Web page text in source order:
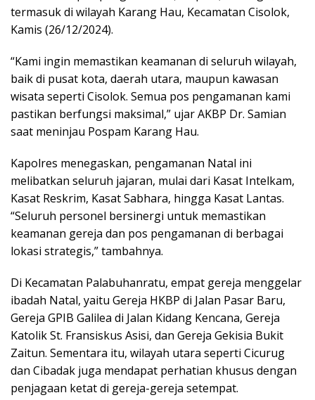
termasuk di wilayah Karang Hau, Kecamatan Cisolok,
Kamis (26/12/2024).
“Kami ingin memastikan keamanan di seluruh wilayah,
baik di pusat kota, daerah utara, maupun kawasan
wisata seperti Cisolok. Semua pos pengamanan kami
pastikan berfungsi maksimal,” ujar AKBP Dr. Samian
saat meninjau Pospam Karang Hau.
Kapolres menegaskan, pengamanan Natal ini
melibatkan seluruh jajaran, mulai dari Kasat Intelkam,
Kasat Reskrim, Kasat Sabhara, hingga Kasat Lantas.
“Seluruh personel bersinergi untuk memastikan
keamanan gereja dan pos pengamanan di berbagai
lokasi strategis,” tambahnya.
Di Kecamatan Palabuhanratu, empat gereja menggelar
ibadah Natal, yaitu Gereja HKBP di Jalan Pasar Baru,
Gereja GPIB Galilea di Jalan Kidang Kencana, Gereja
Katolik St. Fransiskus Asisi, dan Gereja Gekisia Bukit
Zaitun. Sementara itu, wilayah utara seperti Cicurug
dan Cibadak juga mendapat perhatian khusus dengan
penjagaan ketat di gereja-gereja setempat.